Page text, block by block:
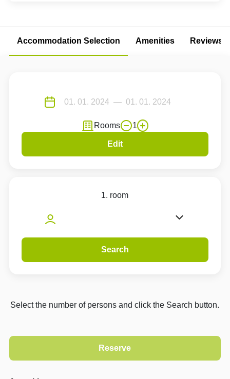
Accommodation Selection Amenities Reviews
Rooms 1
Edit
1. room
Search
Select the number of persons and click the Search button.